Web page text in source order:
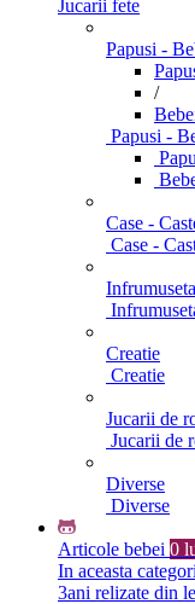
Jucarii fete
Papusi -
/
Papusi -
Case -
Case -
Creatie
Creatie
Jucarii de
Jucarii de
Diverse
Diverse
Articole bebei 0
In aceasta
3ani relizate din